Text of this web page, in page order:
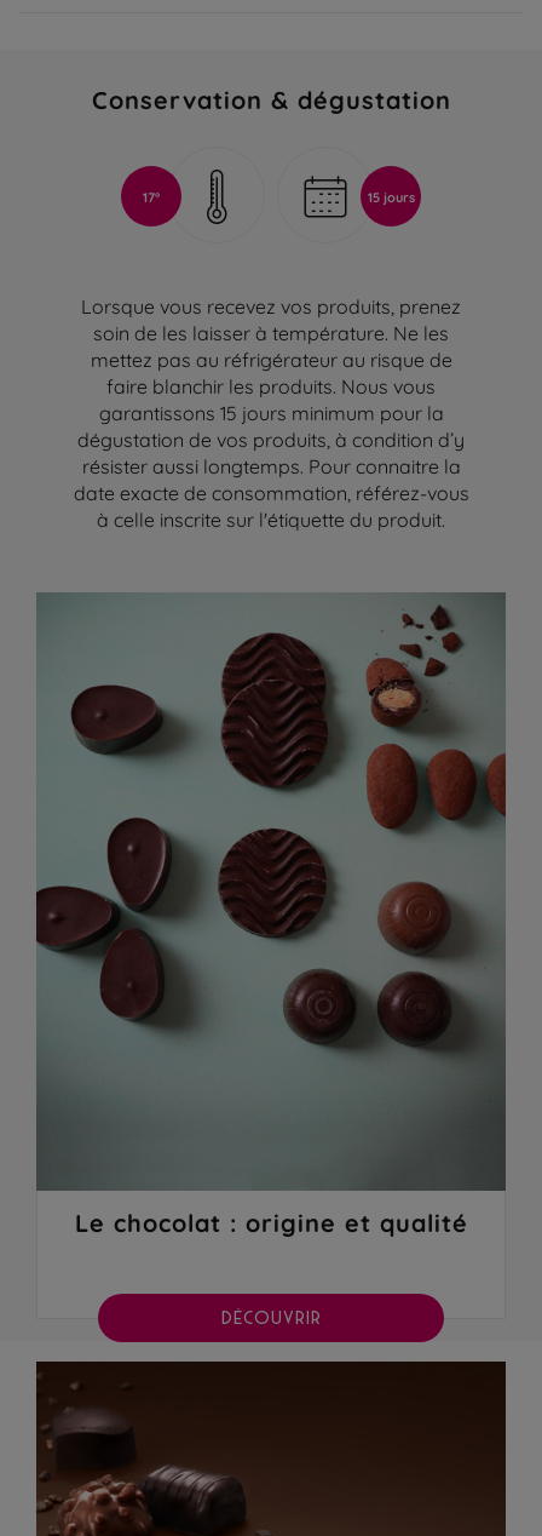
Conservation & dégustation
17° 15 jours
Lorsque vous recevez vos produits, prenez
soin de les laisser à température. Ne les
mettez pas au réfrigérateur au risque de
faire blanchir les produits. Nous vous
garantissons 15 jours minimum pour la
dégustation de vos produits, à condition d’y
résister aussi longtemps. Pour connaitre la
date exacte de consommation, référez-vous
à celle inscrite sur l'étiquette du produit.
Le chocolat : origine et qualité
DÉCOUVRIR